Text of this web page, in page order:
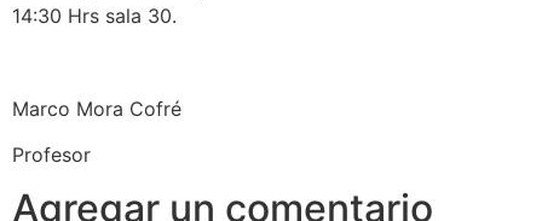
14:30 Hrs sala 30.
Marco Mora Cofré
Profesor
Agregar un comentario